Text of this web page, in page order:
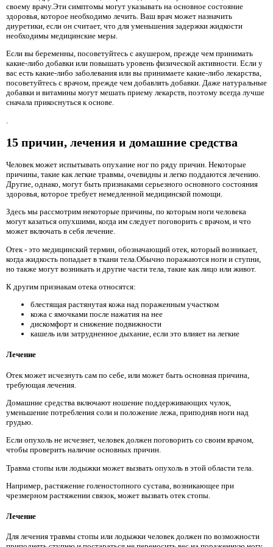
своему врачу.Эти симптомы могут указывать на основное состояние
здоровья, которое необходимо лечить. Ваш врач может назначить
диуретики, если он считает, что для уменьшения задержки жидкости
необходимы медицинские меры.
Если вы беременны, посоветуйтесь с акушером, прежде чем принимать
какие-либо добавки или повышать уровень физической активности. Если у
вас есть какие-либо заболевания или вы принимаете какие-либо лекарства,
посоветуйтесь с врачом, прежде чем добавлять добавки. Даже натуральные
добавки и витамины могут мешать приему лекарств, поэтому всегда лучше
сначала прикоснуться к основе.
15 причин, лечения и домашние средства
Человек может испытывать опухание ног по ряду причин. Некоторые
причины, такие как легкие травмы, очевидны и легко поддаются лечению.
Другие, однако, могут быть признаками серьезного основного состояния
здоровья, которое требует немедленной медицинской помощи.
Здесь мы рассмотрим некоторые причины, по которым ноги человека
могут казаться опухшими, когда им следует поговорить с врачом, и что
может включать в себя лечение.
Отек - это медицинский термин, обозначающий отек, который возникает,
когда жидкость попадает в ткани тела.Обычно поражаются ноги и ступни,
но также могут возникать и другие части тела, такие как лицо или живот.
К другим признакам отека относятся:
блестящая растянутая кожа над пораженным участком
кожа с ямочками после нажатия на нее
дискомфорт и снижение подвижности
кашель или затрудненное дыхание, если это влияет на легкие
Лечение
Отек может исчезнуть сам по себе, или может быть основная причина,
требующая лечения.
Домашние средства включают ношение поддерживающих чулок,
уменьшение потребления соли и положение лежа, приподняв ноги над
грудью.
Если опухоль не исчезнет, ​​человек должен поговорить со своим врачом,
чтобы проверить наличие основных причин.
Травма стопы или лодыжки может вызвать опухоль в этой области тела.
Например, растяжение голеностопного сустава, возникающее при
чрезмерном растяжении связок, может вызвать отек стопы.
Лечение
Для лечения травмы стопы или лодыжки человек должен по возможности